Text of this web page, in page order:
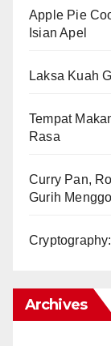
Apple Pie
Isian Apel
Laksa Kuah
Tempat
Rasa
Curry Pan,
Gurih
Archives